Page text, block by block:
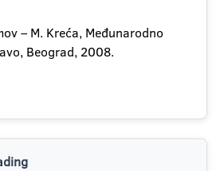
– M. Kreća, Međunarodno
Beograd, 2008.